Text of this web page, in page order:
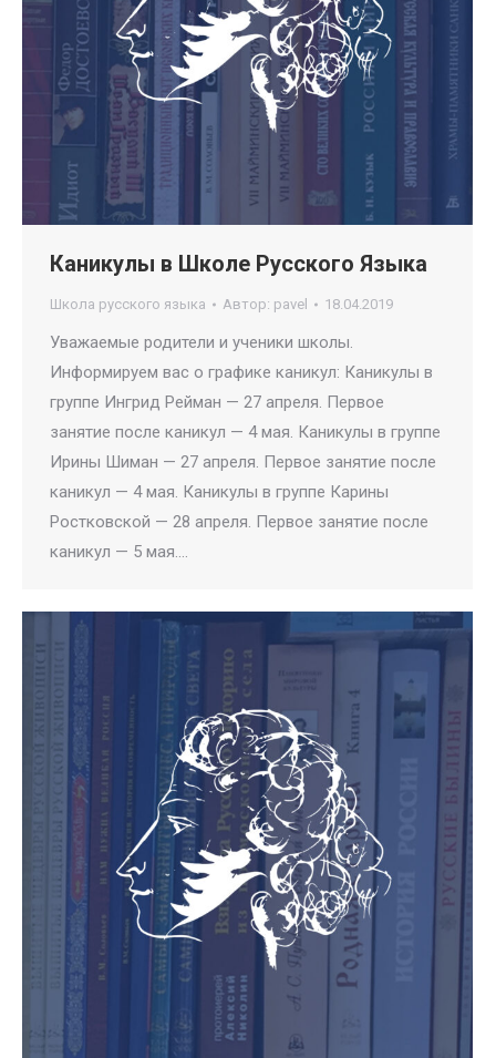
Каникулы в Школе Русского Языка
Школа русского языка Автор: pavel 18.04.2019
Уважаемые родители и ученики школы.
Информируем вас о графике каникул: Каникулы в
группе Ингрид Рейман — 27 апреля. Первое
занятие после каникул — 4 мая. Каникулы в группе
Ирины Шиман — 27 апреля. Первое занятие после
каникул — 4 мая. Каникулы в группе Карины
Ростковской — 28 апреля. Первое занятие после
каникул — 5 мая.…